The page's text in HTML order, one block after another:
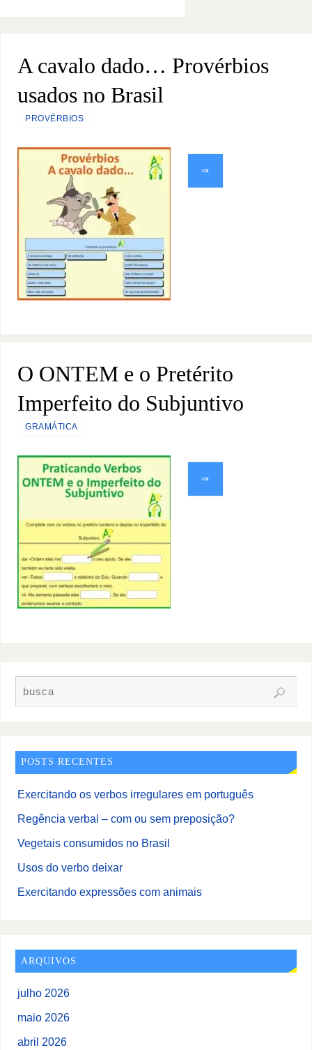
A cavalo dado… Provérbios
usados no Brasil
PROVÉRBIOS
⇒
O ONTEM e o Pretérito
Imperfeito do Subjuntivo
GRAMÁTICA
⇒
POSTS RECENTES
Exercitando os verbos irregulares em português
Regência verbal – com ou sem preposição?
Vegetais consumidos no Brasil
Usos do verbo deixar
Exercitando expressões com animais
ARQUIVOS
julho 2026
maio 2026
abril 2026